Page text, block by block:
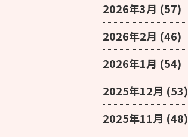
2026年3月 (57)
2026年2月 (46)
2026年1月 (54)
2025年12月 (53)
2025年11月 (48)